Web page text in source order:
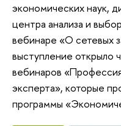
экономических наук,
центра анализа и
вебинаре «О сетевых
выступление открыло
вебинаров
эксперта», которые
программы